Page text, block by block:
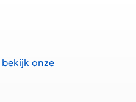
bekijk onze